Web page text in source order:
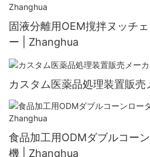
固液分離用OEM撹拌ヌッチ
ー | Zhanghua
カスタム医薬品処理装置販
食品加工用ODMダブルコー
機 | Zhanghua